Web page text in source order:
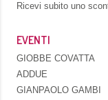
Ricevi subito uno
EVENTI
GIOBBE COVATTA
ADDUE
GIANPAOLO GAMBI